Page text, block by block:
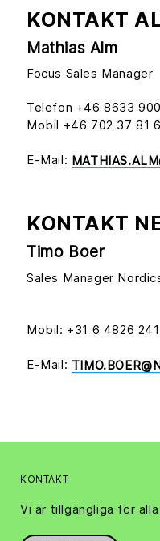
KONTAKT
Mathias Alm
Focus Sales Manager
Telefon +46 8633
Mobil +46 702 37 81
E-Mail:
KONTAKT
Timo Boer
Sales Manager
Mobil: +31 6 4826
E-Mail:
KONTAKT
Vi är tillgängliga för